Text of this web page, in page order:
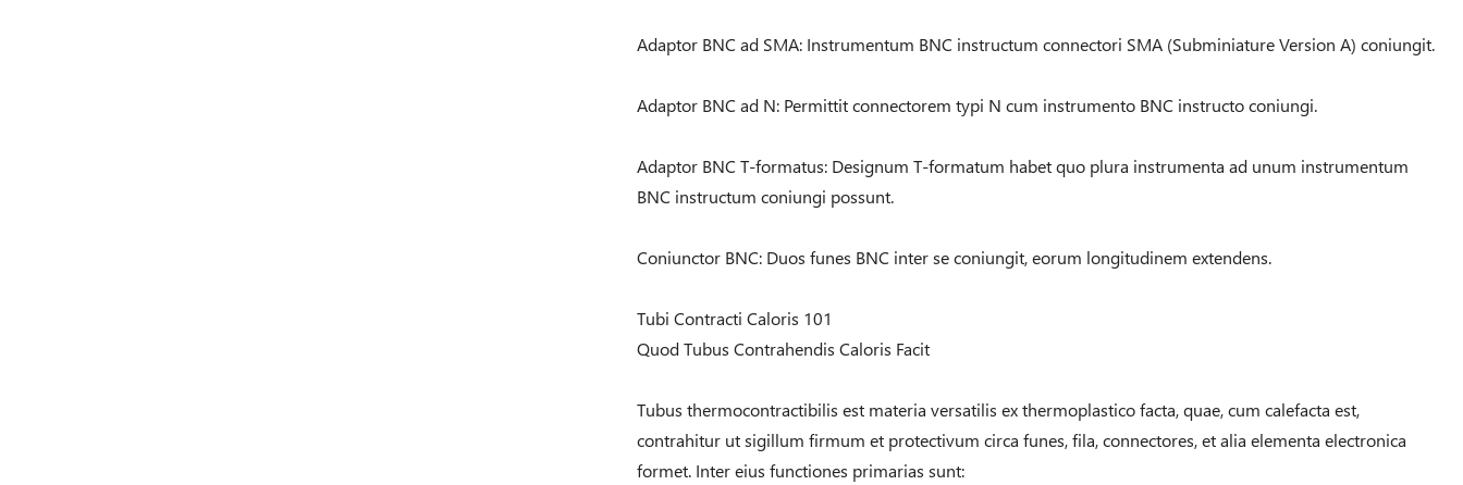
Adaptor BNC ad SMA: Instrumentum BNC instructum connectori SMA (Subminiature Version A) coniungit.
Adaptor BNC ad N: Permittit connectorem typi N cum instrumento BNC instructo coniungi.
Adaptor BNC T-formatus: Designum T-formatum habet quo plura instrumenta ad unum instrumentum
BNC instructum coniungi possunt.
Coniunctor BNC: Duos funes BNC inter se coniungit, eorum longitudinem extendens.
Tubi Contracti Caloris 101
Quod Tubus Contrahendis Caloris Facit
Tubus thermocontractibilis est materia versatilis ex thermoplastico facta, quae, cum calefacta est,
contrahitur ut sigillum firmum et protectivum circa funes, fila, connectores, et alia elementa electronica
formet. Inter eius functiones primarias sunt: